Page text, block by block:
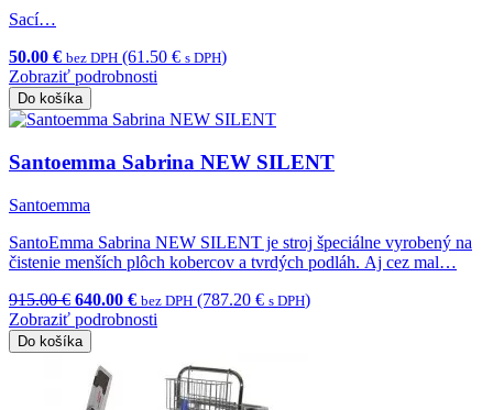
Sací…
50.00 € bez DPH (61.50 € s DPH)
Zobraziť podrobnosti
Do košíka
Santoemma Sabrina NEW SILENT
Santoemma
SantoEmma Sabrina NEW SILENT je stroj špeciálne vyrobený na
čistenie menších plôch kobercov a tvrdých podláh. Aj cez mal…
915.00 € 640.00 € bez DPH (787.20 € s DPH)
Zobraziť podrobnosti
Do košíka